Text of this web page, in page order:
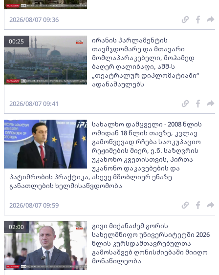
2026/08/07 09:36
ირანის პარლამენტის
თავმჯდომარე და მთავარი
მომლაპარაკებელი, მოჰამედ
ბაღერ ღალიბაფი, აშშ-ს
„თეატრალურ დიპლომატიაში“
ადანაშაულებს
00:25
2026/08/07 09:41
სახალხო დამცველი - 2008 წლის
ომიდან 18 წლის თავზე, კვლავ
გამოწვევად რჩება საოკუპაციო
რეჟიმების მიერ, ე.წ. საზღვრის
უკანონო კვეთისთვის, პირთა
უკანონო დაკავებების და
პატიმრობის პრაქტიკა, ასევე მშობლიურ ენაზე
განათლების ხელმისაწვდომობა
2026/08/07 09:59
გივი მიქანაძემ გორის
სახელმწიფო უნივერსიტეტში 2026
წლის კურსდამთავრებულთა
გამოსაშვებ ღონისძიებაში მიიღო
მონაწილეობა
02:00